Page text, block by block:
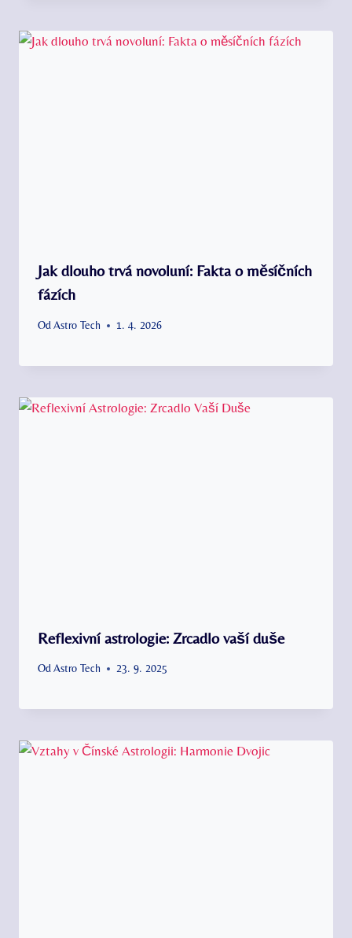
Jak dlouho trvá novoluní: Fakta o měsíčních
fázích
Od Astro Tech 1. 4. 2026
Reflexivní astrologie: Zrcadlo vaší duše
OdAstro Tech 23. 9. 2025